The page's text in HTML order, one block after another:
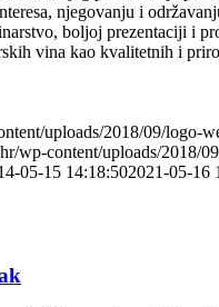
njegovanju i
boljoj prezentaciji i
vina kao kvalitetnih i
uploads/2018/09/logo-
wp-content/uploads/2018/
05-15 14:18:502021-05-16